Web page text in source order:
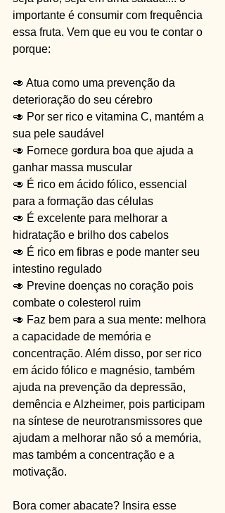
importante é consumir com frequência
essa fruta. Vem que eu vou te contar o
porque:
🥑 Atua como uma prevenção da
deterioração do seu cérebro
🥑 Por ser rico e vitamina C, mantém a
sua pele saudável
🥑 Fornece gordura boa que ajuda a
ganhar massa muscular
🥑 É rico em ácido fólico, essencial
para a formação das células
🥑 É excelente para melhorar a
hidratação e brilho dos cabelos
🥑 É rico em fibras e pode manter seu
intestino regulado
🥑 Previne doenças no coração pois
combate o colesterol ruim
🥑 Faz bem para a sua mente: melhora
a capacidade de memória e
concentração. Além disso, por ser rico
em ácido fólico e magnésio, também
ajuda na prevenção da depressão,
demência e Alzheimer, pois participam
na síntese de neurotransmissores que
ajudam a melhorar não só a memória,
mas também a concentração e a
motivação.
Bora comer abacate? Insira esse